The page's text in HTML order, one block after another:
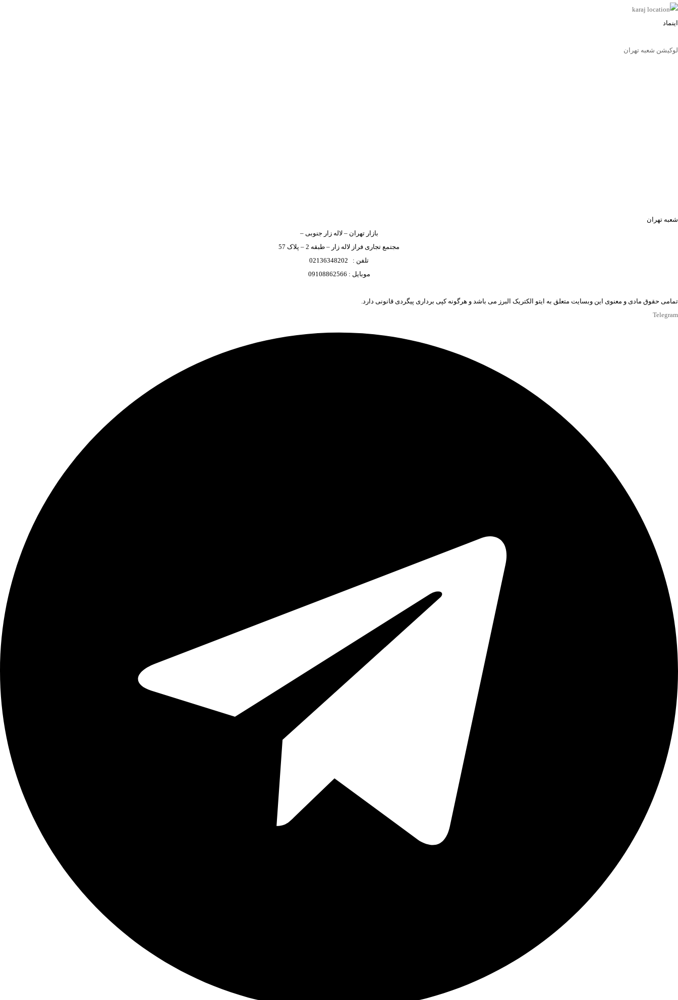
اینماد
لوکیشن شعبه تهران
شعبه تهران
بازار تهران – لاله زار جنوبی –
مجتمع تجاری فراز لاله زار – طبقه 2 – پلاک 57
تلفن : 02136348202
موبایل : 09108862566
تمامی حقوق مادی و معنوی این وبسایت متعلق به ایتو الکتریک البرز می باشد و هرگونه کپی برداری پیگردی قانونی دارد.
Telegram